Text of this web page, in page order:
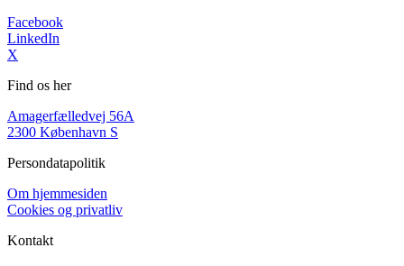
Facebook
LinkedIn
X
Find os her
Amagerfælledvej 56A
2300 København S
Persondatapolitik
Om hjemmesiden
Cookies og privatliv
Kontakt